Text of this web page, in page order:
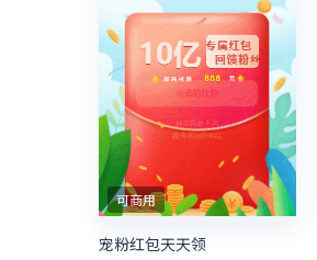
可商用
宠粉红包天天领